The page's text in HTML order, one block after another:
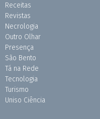
Receitas
Revistas
Necrologia
Outro Olhar
Presença
São Bento
Tá na Rede
Tecnologia
Turismo
Uniso Ciência